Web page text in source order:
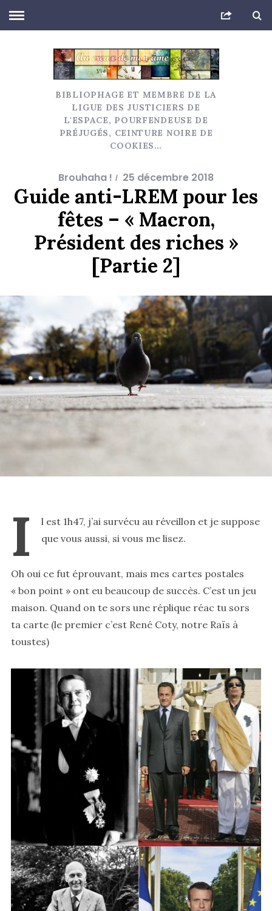
BIBLIOPHAGE ET MEMBRE DE LA
LIGUE DES JUSTICIERS DE
L'ESPACE, POURFENDEUSE DE
PRÉJUGÉS, CEINTURE NOIRE DE
COOKIES…
Brouhaha ! 25 décembre 2018
Guide anti-LREM pour les
fêtes – « Macron,
Président des riches »
[Partie 2]
I
l est 1h47, j’ai survécu au réveillon et je suppose
que vous aussi, si vous me lisez.
Oh oui ce fut éprouvant, mais mes cartes postales
« bon point » ont eu beaucoup de succès. C’est un jeu
maison. Quand on te sors une réplique réac tu sors
ta carte (le premier c’est René Coty, notre Raïs à
toustes)